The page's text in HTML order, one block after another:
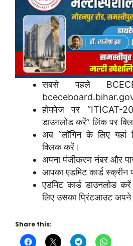
सबसे पहले
होमपेज पर “ITICAT-
डाउनलोड करें” लिंक पर
अब “लॉगिन के लिए यहां
क्लिक करें।
अपना पंजीकरण नंबर और
आपका एडमिट कार्ड स्क्रीन
एडमिट कार्ड डाउनलोड
लिए उसका प्रिंटआउट
Share this: